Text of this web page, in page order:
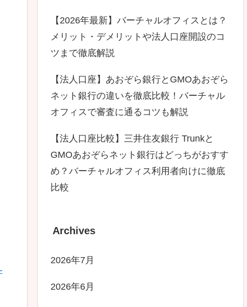
【2026年最新】バーチャルオフィスとは？
メリット・デメリットや法人口座開設のコ
ツまで徹底解説
【法人口座】あおぞら銀行とGMOあおぞら
ネット銀行の違いを徹底比較！バーチャル
オフィスで審査に通るコツも解説
【法人口座比較】三井住友銀行 Trunkと
GMOあおぞらネット銀行はどっちがおすす
め？バーチャルオフィス利用者向けに徹底
比較
Archives
2026年7月
2026年6月